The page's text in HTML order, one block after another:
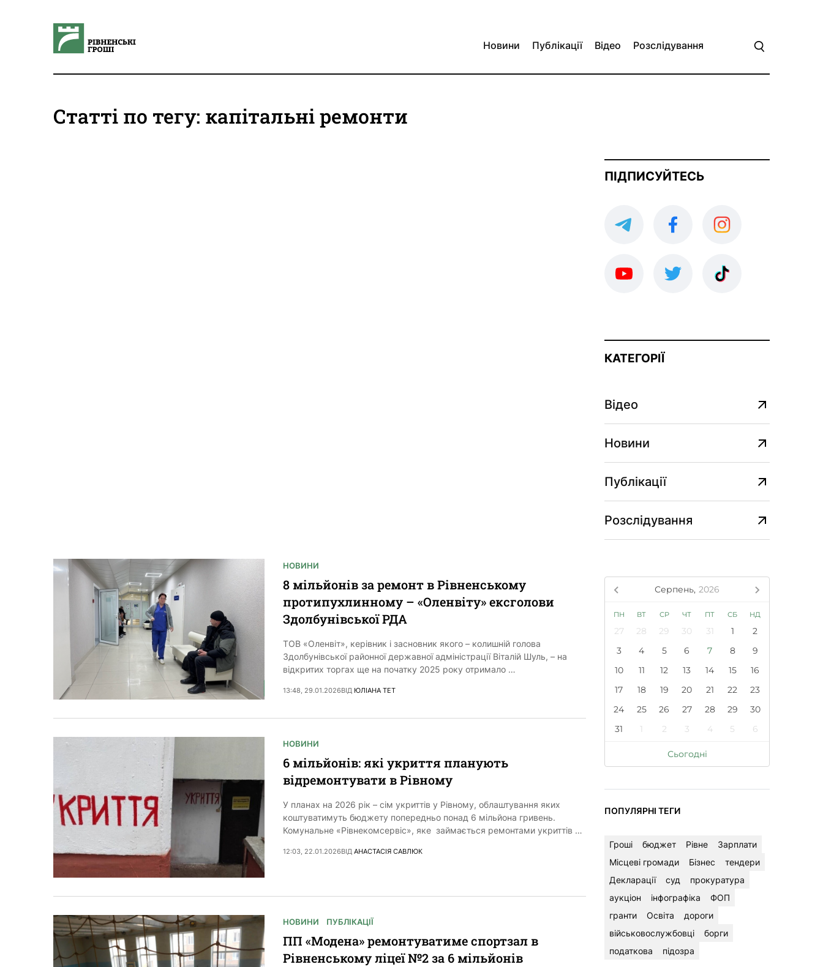
Новини Публікації Відео Розслідування
Статті по тегу: капітальні ремонти
НОВИНИ
8 мільйонів за ремонт в Рівненському
протипухлинному – «Оленвіту» ексголови
Здолбунівської РДА
ТОВ «Оленвіт», керівник і засновник якого – колишній голова
Здолбунівської районної державної адміністрації Віталій Шуль, – на
відкритих торгах ще на початку 2025 року отримало …
13:48, 29.01.2026ВІД ЮЛІАНА ТЕТ
НОВИНИ
6 мільйонів: які укриття планують
відремонтувати в Рівному
У планах на 2026 рік – сім укриттів у Рівному, облаштування яких
коштуватимуть бюджету попередньо понад 6 мільйона гривень.
Комунальне «Рівнекомсервіс», яке займається ремонтами укриттів …
12:03, 22.01.2026ВІД АНАСТАСІЯ САВЛЮК
НОВИНИ ПУБЛІКАЦІЇ
ПП «Модена» ремонтуватиме спортзал в
Рівненському ліцеї №2 за 6 мільйонів
ПІДПИСУЙТЕСЬ
КАТЕГОРІЇ
Відео
Новини
Публікації
Розслідування
Серпень, 2026
ПН ВТ СР ЧТ ПТ СБ НД
27 28 29 30 31 1
2
3
4 5 6 7 8
9
10
11 12 13 14 15
16
17
18 19 20 21 22
23
24
25 26 27 28 29
30
31
1 2 3 4 5 6
Сьогодні
ПОПУЛЯРНІ ТЕГИ
Гроші бюджет Рівне
Зарплати
Місцеві громади
Бізнес
тендери
Декларації
суд
прокуратура
аукціон
інфографіка
ФОП
гранти
Освіта
дороги
військовослужбовці
борги
податкова
підозра